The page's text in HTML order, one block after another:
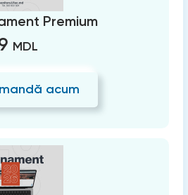
Premium
MDL
acum